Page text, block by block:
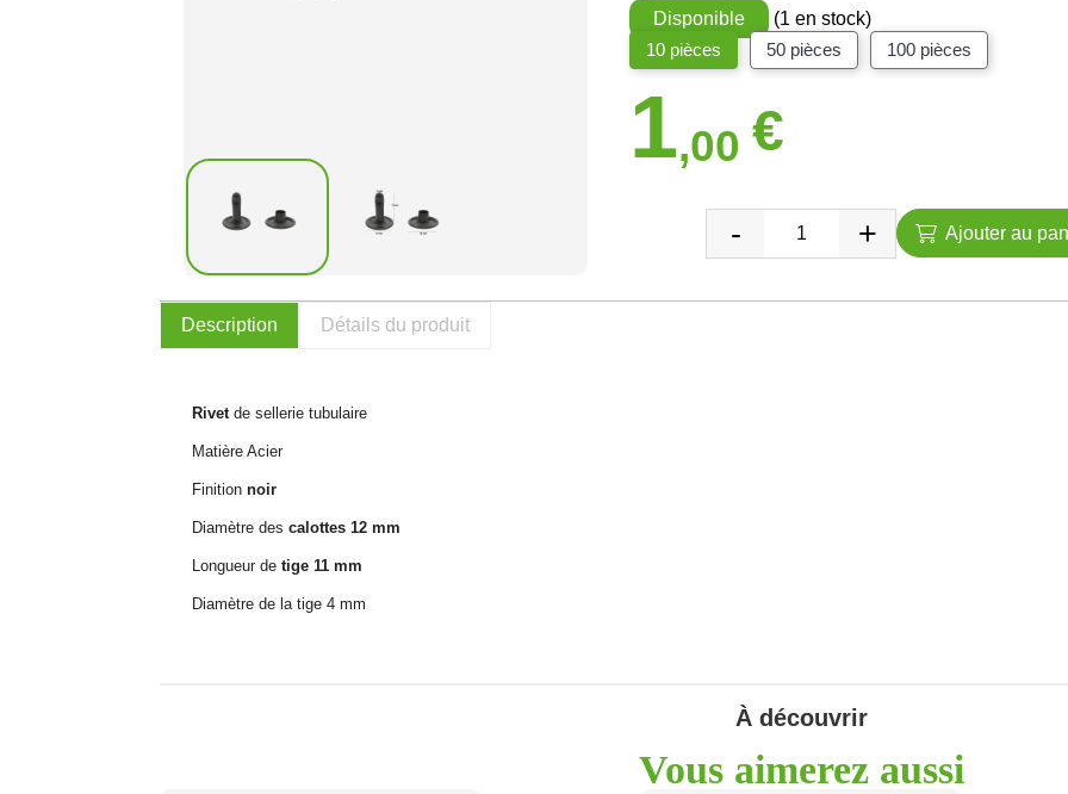
Disponible
(1 en stock)
10 pièces
50 pièces 100 pièces
1,00 €
Ajouter au
Description Détails du produit
Rivetde sellerie tubulaire
Matière Acier
Finition noir
Diamètre des calottes 12 mm
Longueur de tige 11 mm
Diamètre de la tige 4 mm
À découvrir
Vous aimerez aussi